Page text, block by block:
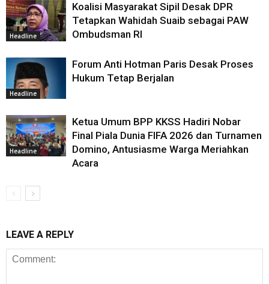
Headline
Koalisi Masyarakat Sipil Desak DPR
Tetapkan Wahidah Suaib sebagai PAW
Ombudsman RI
Headline
Forum Anti Hotman Paris Desak Proses
Hukum Tetap Berjalan
Headline
Ketua Umum BPP KKSS Hadiri Nobar
Final Piala Dunia FIFA 2026 dan Turnamen
Domino, Antusiasme Warga Meriahkan
Acara
LEAVE A REPLY